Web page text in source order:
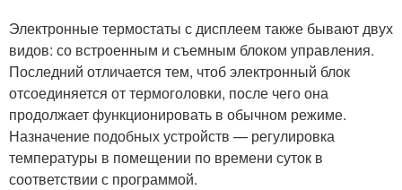
Электронные термостаты с дисплеем также бывают двух
видов: со встроенным и съемным блоком управления.
Последний отличается тем, чтоб электронный блок
отсоединяется от термоголовки, после чего она
продолжает функционировать в обычном режиме.
Назначение подобных устройств — регулировка
температуры в помещении по времени суток в
соответствии с программой.